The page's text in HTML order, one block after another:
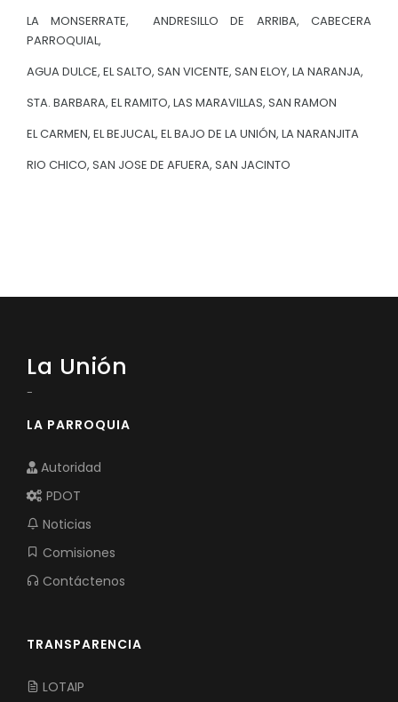
LA MONSERRATE, ANDRESILLO DE ARRIBA, CABECERA
PARROQUIAL,
AGUA DULCE, EL SALTO, SAN VICENTE, SAN ELOY, LA NARANJA,
STA. BARBARA, EL RAMITO, LAS MARAVILLAS, SAN RAMON
EL CARMEN, EL BEJUCAL, EL BAJO DE LA UNIÓN, LA NARANJITA
RIO CHICO, SAN JOSE DE AFUERA, SAN JACINTO
La Unión
-
LA PARROQUIA
Autoridad
PDOT
Noticias
Comisiones
Contáctenos
TRANSPARENCIA
LOTAIP